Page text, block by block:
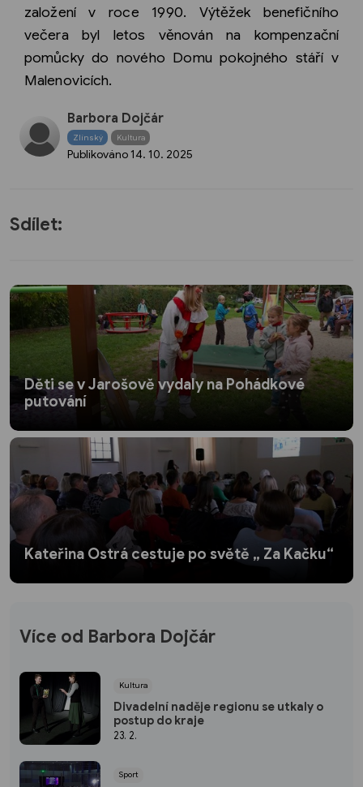
založení v roce 1990. Výtěžek benefičního
večera byl letos věnován na kompenzační
pomůcky do nového Domu pokojného stáří v
Malenovicích.
Barbora Dojčár
Zlínský Kultura
Publikováno 14. 10. 2025
Sdílet:
Děti se v Jarošově vydaly na Pohádkové
putování
Kateřina Ostrá cestuje po světě „ Za Kačku“
Více od Barbora Dojčár
Kultura
Divadelní naděje regionu se utkaly o
postup do kraje
23. 2.
Sport